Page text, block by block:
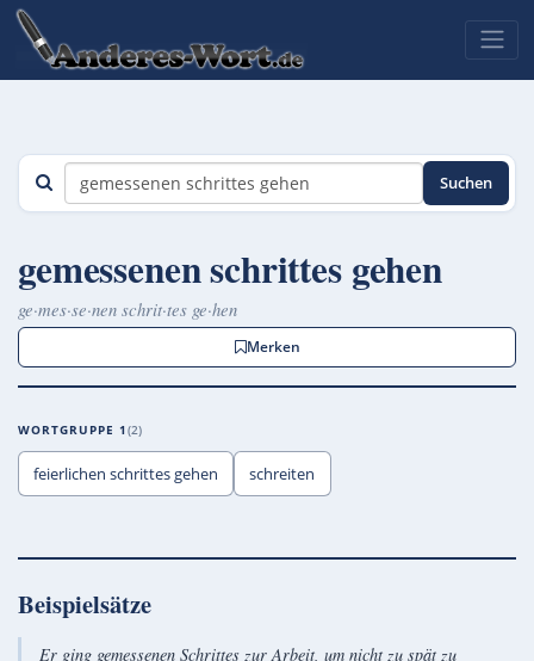
Suchen
gemessenen schrittes gehen
ge·mes·se·nen schrit·tes ge·hen
Merken
WORTGRUPPE 1 2
feierlichen schrittes gehen schreiten
Beispielsätze
Er ging gemessenen Schrittes zur Arbeit, um nicht zu spät zu